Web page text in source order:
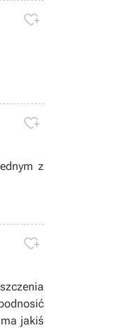


z

jakiś